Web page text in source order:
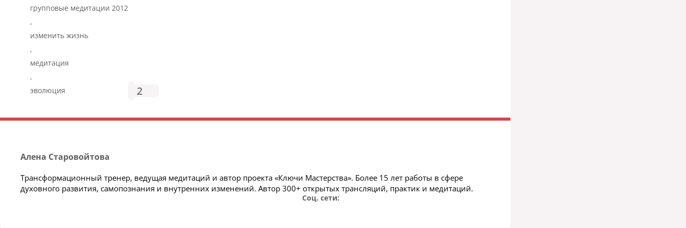
групповые медитации 2012
,
изменить жизнь
,
медитация
,
эволюция
2
Алена Старовойтова
Трансформационный тренер, ведущая медитаций и автор проекта «Ключи Мастерства». Более 15 лет работы в сфере
духовного развития, самопознания и внутренних изменений. Автор 300+ открытых трансляций, практик и медитаций.
Соц. сети: